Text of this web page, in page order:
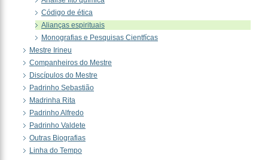
Código de ética
Alianças espirituais
Monografias e Pesquisas Cientfícas
Mestre Irineu
Companheiros do Mestre
Discípulos do Mestre
Padrinho Sebastião
Madrinha Rita
Padrinho Alfredo
Padrinho Valdete
Outras Biografias
Linha do Tempo